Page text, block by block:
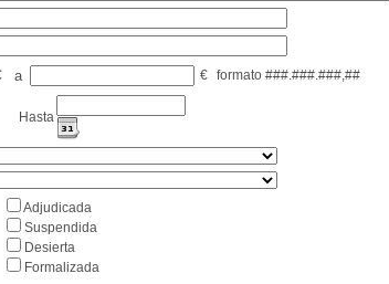
a € formato ###.###.###,##
Hasta
Adjudicada
Suspendida
Desierta
Formalizada